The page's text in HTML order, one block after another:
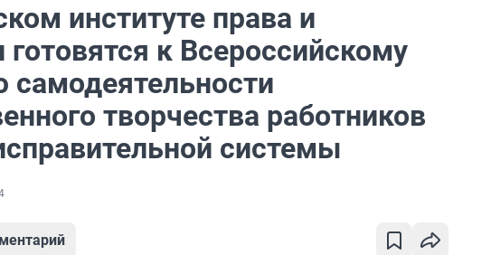
институте права и
к Всероссийскому
самодеятельности
творчества работников
системы